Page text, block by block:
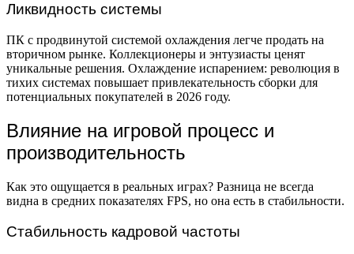
Ликвидность системы
ПК с продвинутой системой охлаждения легче продать на
вторичном рынке. Коллекционеры и энтузиасты ценят
уникальные решения. Охлаждение испарением: революция в
тихих системах повышает привлекательность сборки для
потенциальных покупателей в 2026 году.
Влияние на игровой процесс и
производительность
Как это ощущается в реальных играх? Разница не всегда
видна в средних показателях FPS, но она есть в стабильности.
Стабильность кадровой частоты